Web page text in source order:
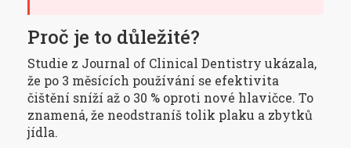
Proč je to důležité?
Studie z Journal of Clinical Dentistry ukázala,
že po 3 měsících používání se efektivita
čištění sníží až o 30 % oproti nové hlavičce. To
znamená, že neodstraníš tolik plaku a zbytků
jídla.